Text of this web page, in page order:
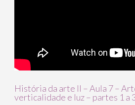
História da arte II – Aula 7 –
verticalidade e luz – partes 1 a